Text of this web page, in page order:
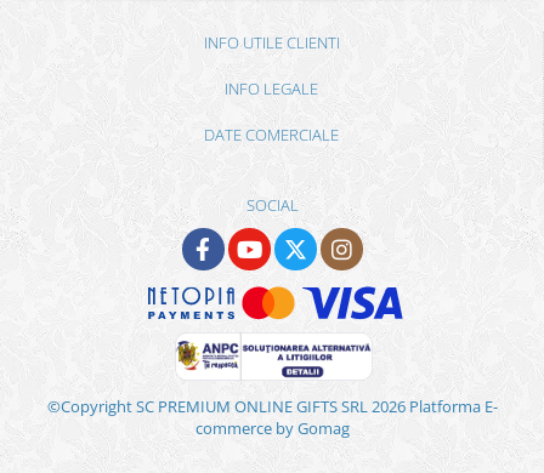
INFO UTILE CLIENTI
INFO LEGALE
DATE COMERCIALE
SOCIAL
©Copyright SC PREMIUM ONLINE GIFTS SRL 2026 Platforma E-
commerce by Gomag